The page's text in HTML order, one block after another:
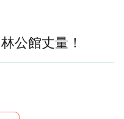
公館丈量！